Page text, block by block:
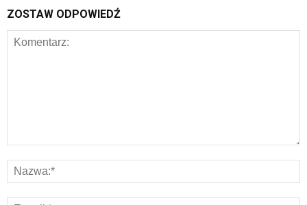
ZOSTAW ODPOWIEDŹ